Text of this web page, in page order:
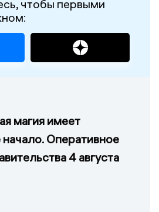
чтобы первыми
магия имеет
Оперативное
4 августа